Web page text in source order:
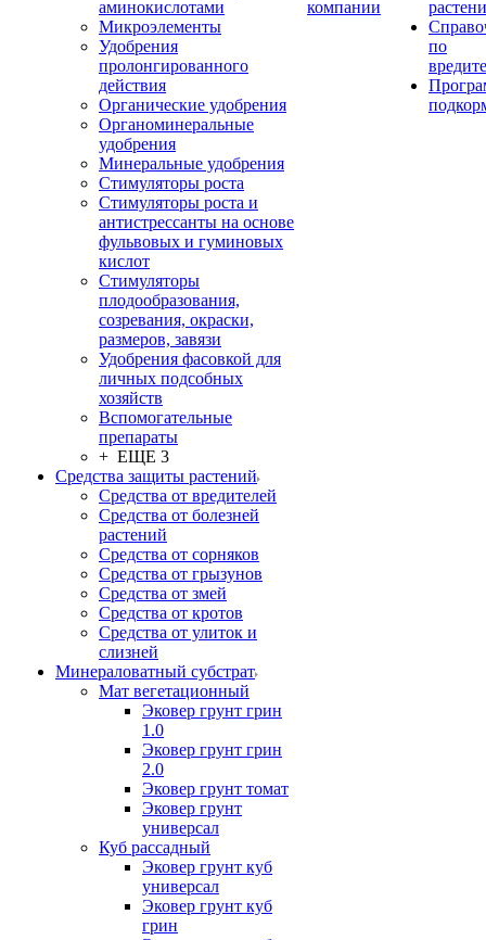
аминокислотами
Микроэлементы
Удобрения
пролонгированного
действия
Органические удобрения
Органоминеральные
удобрения
Минеральные удобрения
Стимуляторы роста
Стимуляторы роста и
антистрессанты на основе
фульвовых и гуминовых
кислот
Стимуляторы
плодообразования,
созревания, окраски,
размеров, завязи
Удобрения фасовкой для
личных подсобных
хозяйств
Вспомогательные
препараты
+ ЕЩЕ 3
Средства защиты растений
Средства от вредителей
Средства от болезней
растений
Средства от сорняков
Средства от грызунов
Средства от змей
Средства от кротов
Средства от улиток и
слизней
Минераловатный субстрат
Мат вегетационный
Эковер грунт грин
1.0
Эковер грунт грин
2.0
Эковер грунт томат
Эковер грунт
универсал
Куб рассадный
Эковер грунт куб
универсал
Эковер грунт куб
грин
компании
по